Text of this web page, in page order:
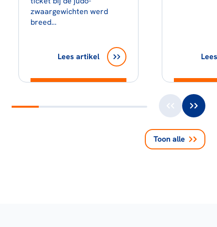
zwaargewichten werd
breed…
Lees artikel
Toon alle